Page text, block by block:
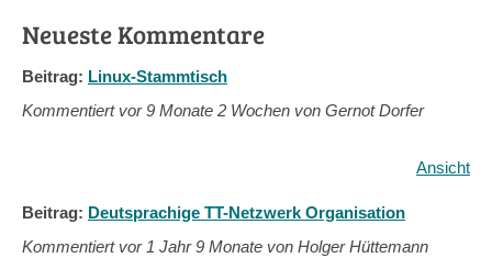
Neueste Kommentare
Beitrag: Linux-Stammtisch
Kommentiert vor9 Monate 2 Wochen von Gernot Dorfer
Ansicht
Beitrag: Deutsprachige TT-Netzwerk Organisation
Kommentiert vor 1 Jahr 9 Monate von Holger Hüttemann